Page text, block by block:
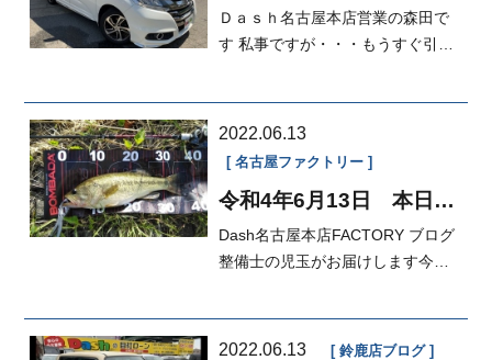
Ｄａｓｈ名古屋本店営業の森田で
す 私事ですが・・・もうすぐ引越
2022.06.13
名古屋ファクトリー
令和4年6月13日 本日の
Dash名古屋本店FACTORY ブログ
整備士の児玉がお届けします今週
2022.06.13 鈴鹿店ブログ